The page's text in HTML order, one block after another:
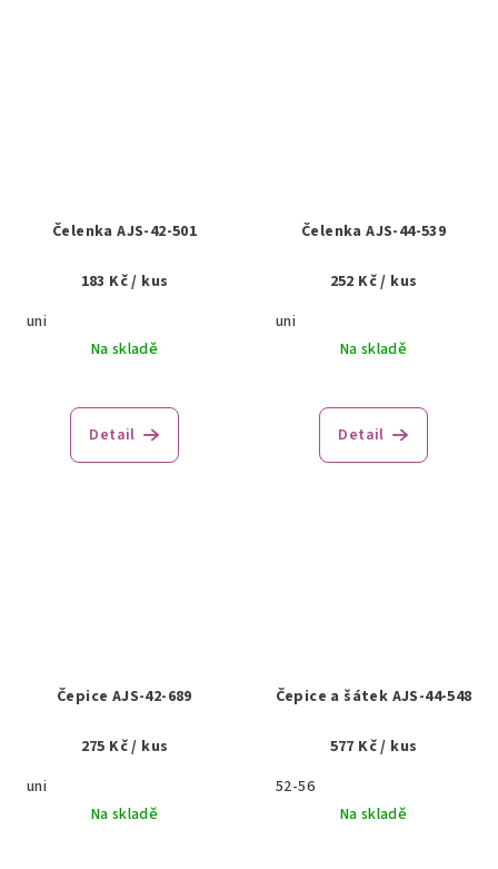
Čelenka AJS-42-501
183 Kč/ kus
uni
Na skladě
hodnocení
produktu
Detail
Čelenka AJS-44-539
252 Kč/ kus
uni
Na skladě
Detail
Čepice AJS-42-689
275 Kč/ kus
uni
Na skladě
Čepice a šátek AJS-44-548
577 Kč/ kus
52-56
Na skladě